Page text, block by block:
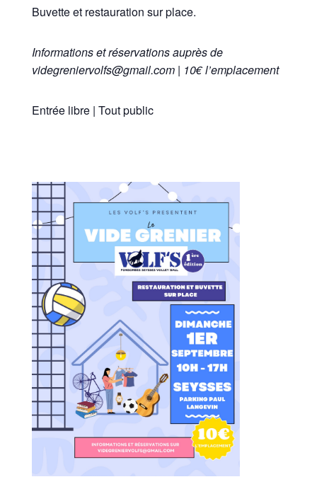
Buvette et restauration sur place.
Informations et réservations auprès de
videgreniervolfs@gmail.com | 10€ l’emplacement
Entrée libre | Tout public